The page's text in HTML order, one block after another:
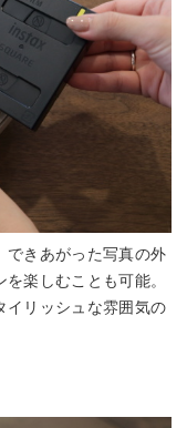
できあがった写真の外
楽しむことも可能。
イリッシュな雰囲気の